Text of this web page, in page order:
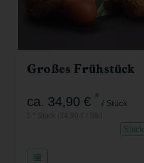
Großes Frühstück
ca. 34,90 € * / Stück
Stück